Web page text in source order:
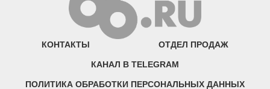
КОНТАКТЫ ОТДЕЛ ПРОДАЖ
КАНАЛ В TELEGRAM
ПОЛИТИКА ОБРАБОТКИ ПЕРСОНАЛЬНЫХ ДАННЫХ